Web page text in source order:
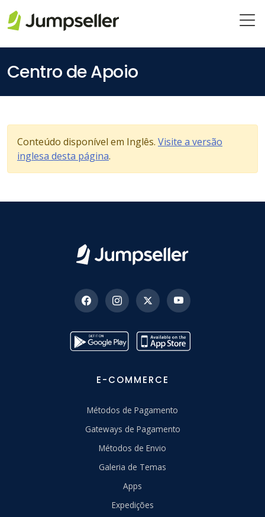
Centro de Apoio
Conteúdo disponível em Inglês. Visite a versão
inglesa desta página.
E-COMMERCE
Métodos de Pagamento
Gateways de Pagamento
Métodos de Envio
Galeria de Temas
Apps
Expedições